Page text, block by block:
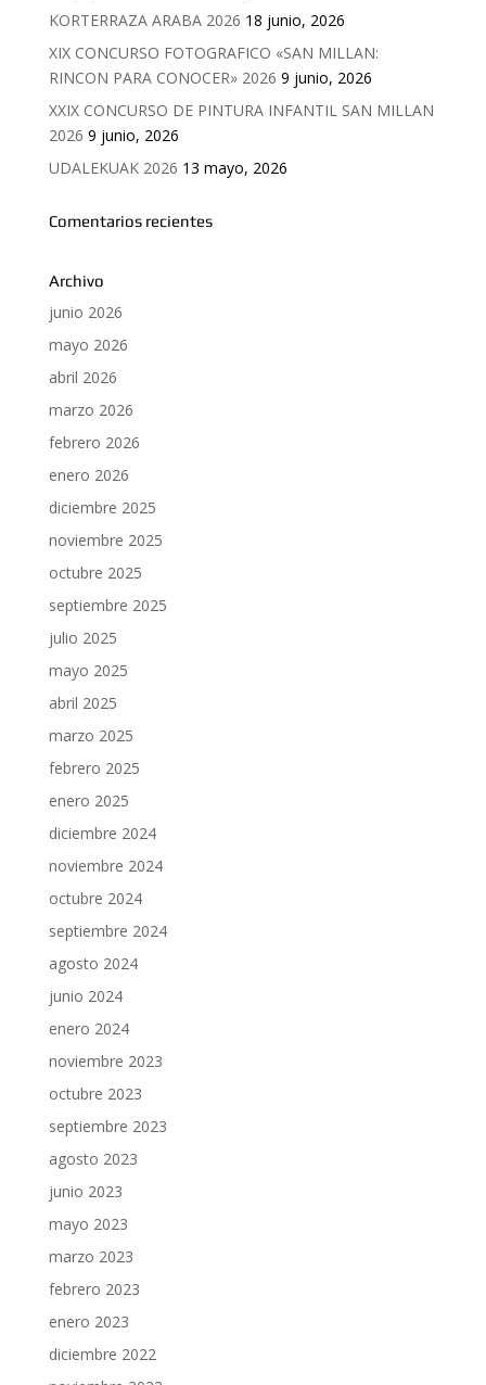
KORTERRAZA ARABA 2026 18 junio, 2026
XIX CONCURSO FOTOGRAFICO «SAN MILLAN:
RINCON PARA CONOCER» 2026 9 junio, 2026
XXIX CONCURSO DE PINTURA INFANTIL SAN MILLAN
2026 9 junio, 2026
UDALEKUAK 2026 13 mayo, 2026
Comentarios recientes
Archivo
junio 2026
mayo 2026
abril 2026
marzo 2026
febrero 2026
enero 2026
diciembre 2025
noviembre 2025
octubre 2025
septiembre 2025
julio 2025
mayo 2025
abril 2025
marzo 2025
febrero 2025
enero 2025
diciembre 2024
noviembre 2024
octubre 2024
septiembre 2024
agosto 2024
junio 2024
enero 2024
noviembre 2023
octubre 2023
septiembre 2023
agosto 2023
junio 2023
mayo 2023
marzo 2023
febrero 2023
enero 2023
diciembre 2022